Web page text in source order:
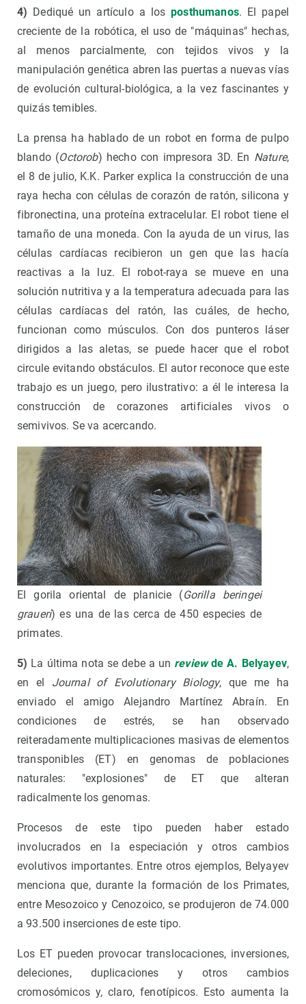
4) Dediqué un artículo a losposthumanos. El papel
creciente de la robótica, el uso de "máquinas" hechas,
al menos parcialmente, con tejidos vivos y la
manipulación genética abren las puertas a nuevas vías
de evolución cultural-biológica, a la vez fascinantes y
quizás temibles.
La prensa ha hablado de un robot en forma de pulpo
blando (Octorob) hecho con impresora 3D. En Nature,
el 8 de julio, K.K. Parker explica la construcción de una
raya hecha con células de corazón de ratón, silicona y
fibronectina, una proteína extracelular. El robot tiene el
tamaño de una moneda. Con la ayuda de un virus, las
células cardíacas recibieron un gen que las hacía
reactivas a la luz. El robot-raya se mueve en una
solución nutritiva y a la temperatura adecuada para las
células cardíacas del ratón, las cuáles, de hecho,
funcionan como músculos. Con dos punteros láser
dirigidos a las aletas, se puede hacer que el robot
circule evitando obstáculos. El autor reconoce que este
trabajo es un juego, pero ilustrativo: a él le interesa la
construcción de corazones artificiales vivos o
semivivos. Se va acercando.
El gorila oriental de planicie (Gorilla beringei
graueri) es una de las cerca de 450 especies de
primates.
5) La última nota se debe a un reviewde A. Belyayev,
en el Journal of Evolutionary Biology, que me ha
enviado el amigo Alejandro Martínez Abraín. En
condiciones de estrés, se han observado
reiteradamente multiplicaciones masivas de elementos
transponibles (ET) en genomas de poblaciones
naturales: "explosiones" de ET que alteran
radicalmente los genomas.
Procesos de este tipo pueden haber estado
involucrados en la especiación y otros cambios
evolutivos importantes. Entre otros ejemplos, Belyayev
menciona que, durante la formación de los Primates,
entre Mesozoico y Cenozoico, se produjeron de 74.000
a 93.500 inserciones de este tipo.
Los ET pueden provocar translocaciones, inversiones,
deleciones, duplicaciones y otros cambios
cromosómicos y, claro, fenotípicos. Esto aumenta la